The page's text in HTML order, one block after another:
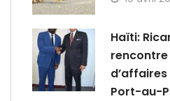
Haïti:
Port-au-